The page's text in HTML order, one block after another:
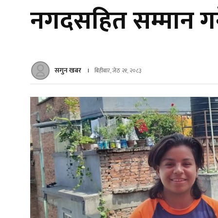
नगदसहित सम्मान
सगुन खबर बिहीबार, जेठ २१, २०८३